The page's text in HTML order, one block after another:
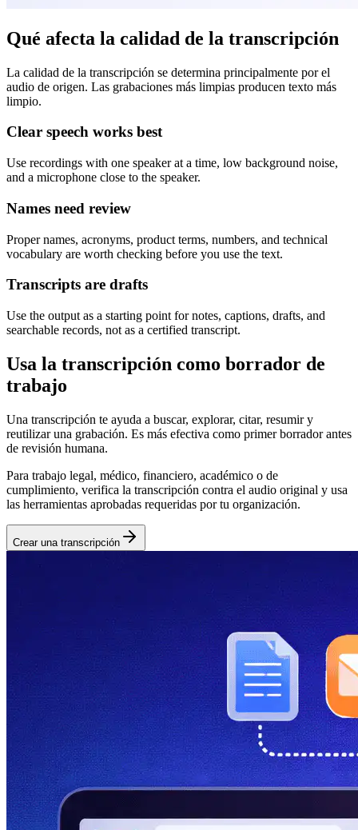
Qué afecta la calidad de la transcripción
La calidad de la transcripción se determina principalmente por el
audio de origen. Las grabaciones más limpias producen texto más
limpio.
Clear speech works best
Use recordings with one speaker at a time, low background noise,
and a microphone close to the speaker.
Names need review
Proper names, acronyms, product terms, numbers, and technical
vocabulary are worth checking before you use the text.
Transcripts are drafts
Use the output as a starting point for notes, captions, drafts, and
searchable records, not as a certified transcript.
Usa la transcripción como borrador de
trabajo
Una transcripción te ayuda a buscar, explorar, citar, resumir y
reutilizar una grabación. Es más efectiva como primer borrador antes
de revisión humana.
Para trabajo legal, médico, financiero, académico o de
cumplimiento, verifica la transcripción contra el audio original y usa
las herramientas aprobadas requeridas por tu organización.
Crear una transcripción